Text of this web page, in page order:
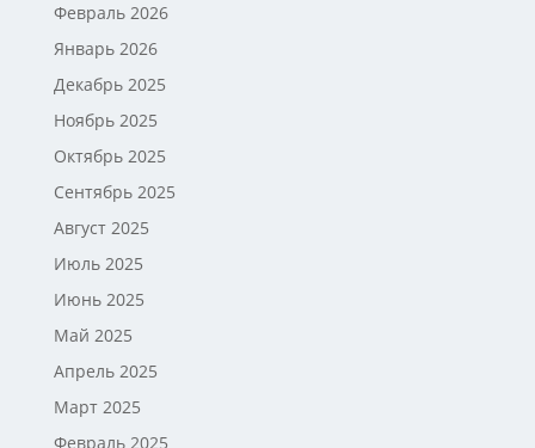
Февраль 2026
Январь 2026
Декабрь 2025
Ноябрь 2025
Октябрь 2025
Сентябрь 2025
Август 2025
Июль 2025
Июнь 2025
Май 2025
Апрель 2025
Март 2025
Февраль 2025